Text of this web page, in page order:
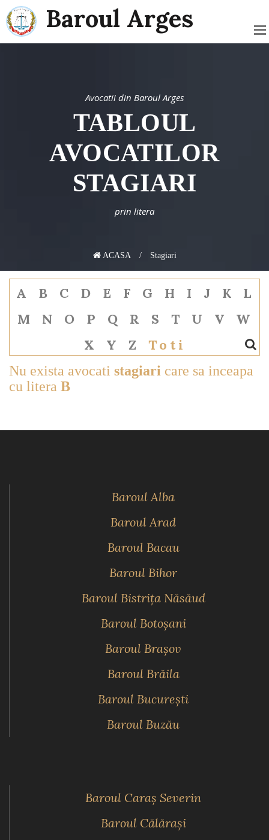
Baroul Arges
Avocatii din Baroul Arges
TABLOUL
AVOCATILOR
STAGIARI
prin litera
ACASA Stagiari
A B C D E F G H I J K
L
M
N O P Q R S T U V
W
X
Y Z Toti
Nu exista avocati stagiari care sa inceapa
cu litera B
Baroul Alba
Baroul Arad
Baroul Bacau
Baroul Bihor
Baroul Bistriţa Năsăud
Baroul Botoşani
Baroul Braşov
Baroul Brăila
Baroul Bucureşti
Baroul Buzău
Baroul Caraş Severin
Baroul Călăraşi